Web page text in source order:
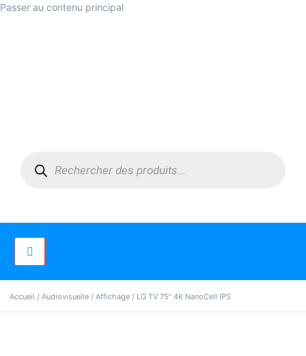
Passer au contenu principal
Accueil / Audiovisuelle / Affichage / LG TV 75″ 4K NanoCell IPS